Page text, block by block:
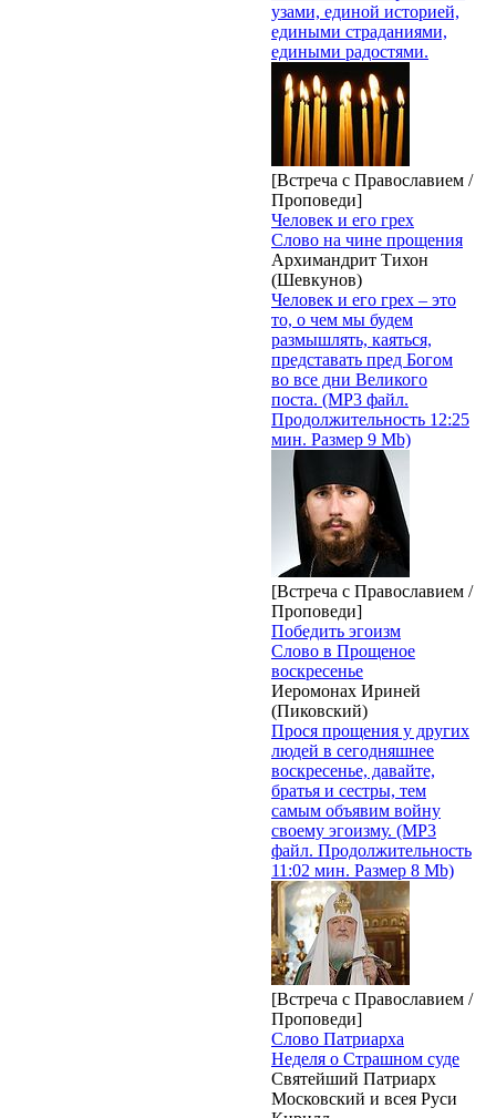
узами, единой историей,
едиными страданиями,
едиными радостями.
[Встреча с Православием /
Проповеди]
Человек и его грех
Слово на чине прощения
Архимандрит Тихон
(Шевкунов)
Человек и его грех – это
то, о чем мы будем
размышлять, каяться,
представать пред Богом
во все дни Великого
поста. (MP3 файл.
Продолжительность 12:25
мин. Размер 9 Mb)
[Встреча с Православием /
Проповеди]
Победить эгоизм
Слово в Прощеное
воскресенье
Иеромонах Ириней
(Пиковский)
Прося прощения у других
людей в сегодняшнее
воскресенье, давайте,
братья и сестры, тем
самым объявим войну
своему эгоизму. (MP3
файл. Продолжительность
11:02 мин. Размер 8 Mb)
[Встреча с Православием /
Проповеди]
Слово Патриарха
Неделя о Страшном суде
Святейший Патриарх
Московский и всея Руси